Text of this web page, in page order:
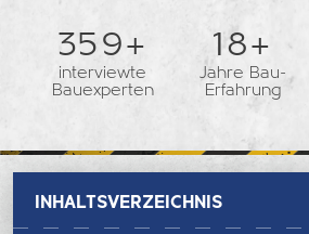
362+
interviewte
Bauexperten
18+
Jahre Bau-
Erfahrung
Inhaltsverzeichnis